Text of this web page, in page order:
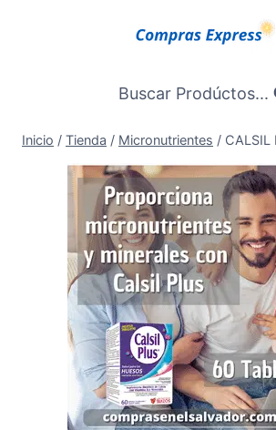
Buscar Prodúctos...
Inicio / Tienda / Micronutrientes / CALSIL